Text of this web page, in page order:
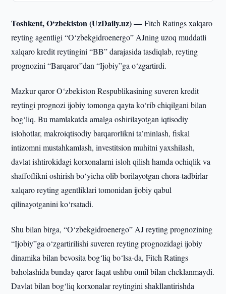
Toshkent, O‘zbekiston (UzDaily.uz) —Fitch Ratings xalqaro
reyting agentligi “O‘zbekgidroenergo” AJning uzoq muddatli
xalqaro kredit reytingini “BB” darajasida tasdiqlab, reyting
prognozini “Barqaror”dan “Ijobiy”ga o‘zgartirdi.
Mazkur qaror O‘zbekiston Respublikasining suveren kredit
reytingi prognozi ijobiy tomonga qayta ko‘rib chiqilgani bilan
bog‘liq. Bu mamlakatda amalga oshirilayotgan iqtisodiy
islohotlar, makroiqtisodiy barqarorlikni ta’minlash, fiskal
intizomni mustahkamlash, investitsion muhitni yaxshilash,
davlat ishtirokidagi korxonalarni isloh qilish hamda ochiqlik va
shaffoflikni oshirish bo‘yicha olib borilayotgan chora-tadbirlar
xalqaro reyting agentliklari tomonidan ijobiy qabul
qilinayotganini ko‘rsatadi.
Shu bilan birga, “O‘zbekgidroenergo” AJ reyting prognozining
“Ijobiy”ga o‘zgartirilishi suveren reyting prognozidagi ijobiy
dinamika bilan bevosita bog‘liq bo‘lsa-da, Fitch Ratings
baholashida bunday qaror faqat ushbu omil bilan cheklanmaydi.
Davlat bilan bog‘liq korxonalar reytingini shakllantirishda